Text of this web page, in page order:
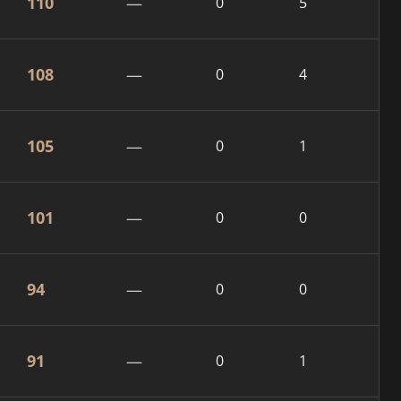
108 — 0 4
105 — 0 1
101 — 0 0
94 — 0 0
91 — 0 1